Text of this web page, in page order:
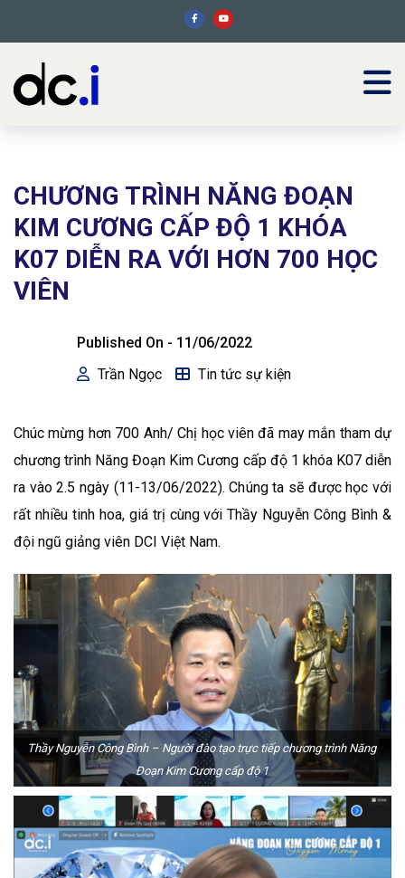
CHƯƠNG TRÌNH NĂNG ĐOẠN
KIM CƯƠNG CẤP ĐỘ 1 KHÓA
K07 DIỄN RA VỚI HƠN 700 HỌC
VIÊN
Published On - 11/06/2022
Trần Ngọc
Tin tức sự kiện
Chúc mừng hơn 700 Anh/ Chị học viên đã may mắn tham dự
chương trình Năng Đoạn Kim Cương cấp độ 1 khóa K07 diễn
ra vào 2.5 ngày (11-13/06/2022). Chúng ta sẽ được học với
rất nhiều tinh hoa, giá trị cùng với Thầy Nguyễn Công Bình &
đội ngũ giảng viên DCI Việt Nam.
Thầy Nguyễn Công Bình – Người đào tạo trực tiếp chương trình Năng
Đoạn Kim Cương cấp độ 1